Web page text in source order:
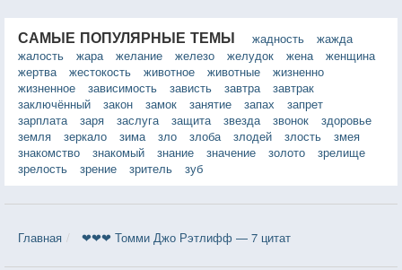
САМЫЕ ПОПУЛЯРНЫЕ ТЕМЫ жадность
жажда
жалость
жара желание железо желудок жена
женщина
жертва
жестокость животное животные
жизненно
жизненное
зависимость зависть завтра
завтрак
заключённый
закон замок занятие запах
запрет
зарплата
заря заслуга защита звезда звонок
здоровье
земля
зеркало зима зло злоба злодей злость
змея
знакомство
знакомый знание значение золото
зрелище
зрелость
зрение зритель зуб
Главная ❤❤❤ Томми Джо Рэтлифф — 7 цитат